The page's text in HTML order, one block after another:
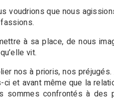
voudrions que nous
à sa place, de nous
vit.
nos à prioris, nos
et avant même que la
sommes confrontés à des